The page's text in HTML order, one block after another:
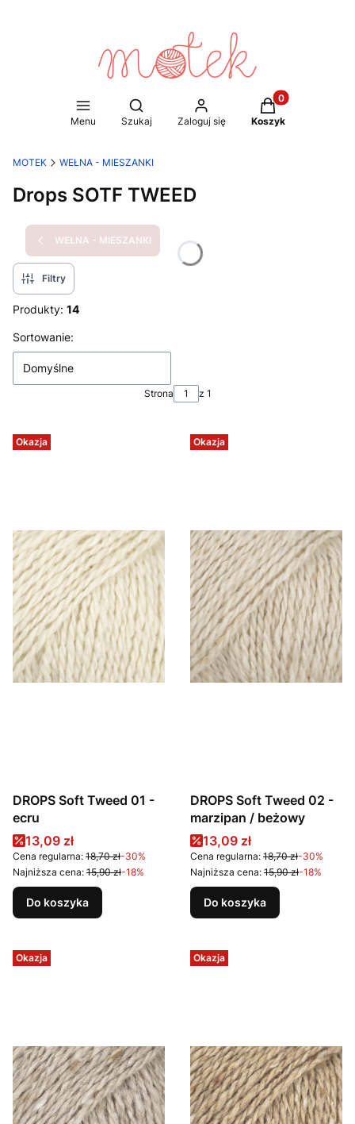
Menu
Otwórz wyszukiwarkę
Szukaj Zaloguj się
Produkty w
Koszyk
MOTEK WEŁNA - MIESZANKI
Drops SOTF TWEED
WEŁNA - MIESZANKI
Filtry
Produkty: 14
Lista produktów
Sortowanie:
Domyślne
Strona z 1
Okazja
DROPS Soft Tweed 01 -
ecru
Cena promocyjna
13,09 zł
Cena regularna: 18,70 zł-30%
Najniższa cena: 15,90 zł-18%
Do koszyka
Okazja
DROPS Soft Tweed 02 -
marzipan / beżowy
Cena promocyjna
13,09 zł
Cena regularna: 18,70 zł-30%
Najniższa cena: 15,90 zł-18%
Do koszyka
Okazja Okazja